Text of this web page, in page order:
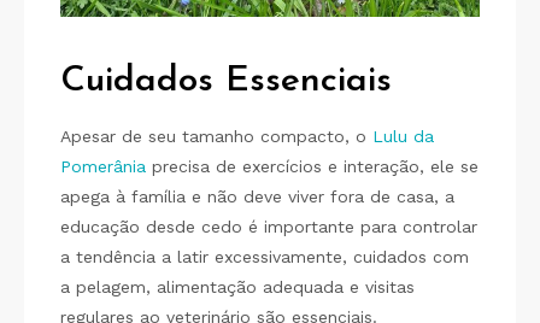
Cuidados Essenciais
Apesar de seu tamanho compacto, o Lulu da
Pomerânia precisa de exercícios e interação, ele se
apega à família e não deve viver fora de casa, a
educação desde cedo é importante para controlar
a tendência a latir excessivamente, cuidados com
a pelagem, alimentação adequada e visitas
regulares ao veterinário são essenciais.